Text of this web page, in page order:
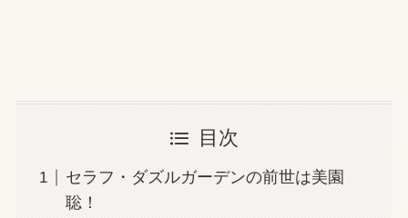
目次
セラフ・ダズルガーデンの前世は美園
聡！